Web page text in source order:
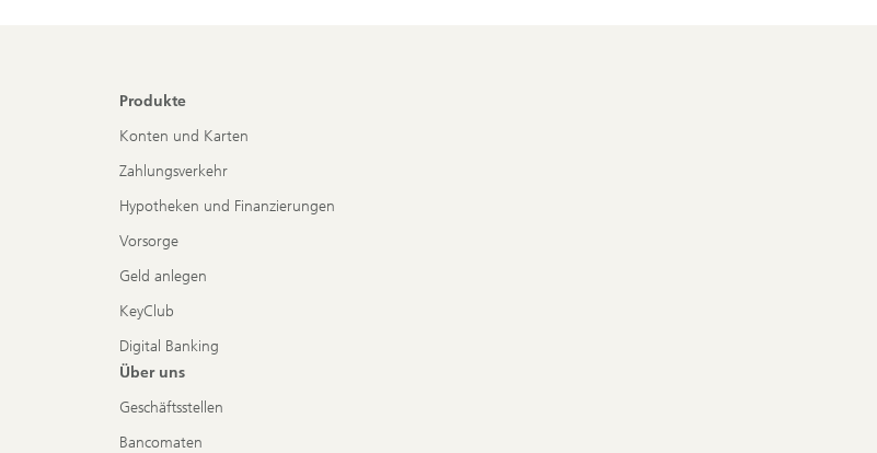
Produkte
Konten und Karten
Zahlungsverkehr
Hypotheken und Finanzierungen
Vorsorge
Geld anlegen
KeyClub
Digital Banking
Über uns
Geschäftsstellen
Bancomaten